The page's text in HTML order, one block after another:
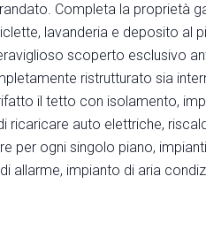
Completa la proprietà
lavanderia e deposito al
scoperto esclusivo
ristrutturato sia
il tetto con isolamento,
ricaricare auto elettriche,
per ogni singolo piano,
allarme, impianto di aria